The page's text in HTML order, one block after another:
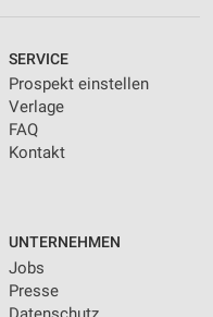
SERVICE
Prospekt einstellen
Verlage
FAQ
Kontakt
UNTERNEHMEN
Jobs
Presse